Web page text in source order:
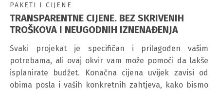
PAKETI I CIJENE
TRANSPARENTNE CIJENE. BEZ SKRIVENIH
TROŠKOVA I NEUGODNIH IZNENAĐENJA
Svaki projekat je specifičan i prilagođen vašim
potrebama, ali ovaj okvir vam može pomoći da lakše
isplanirate budžet. Konačna cijena uvijek zavisi od
obima posla i vaših konkretnih zahtjeva, kako bismo